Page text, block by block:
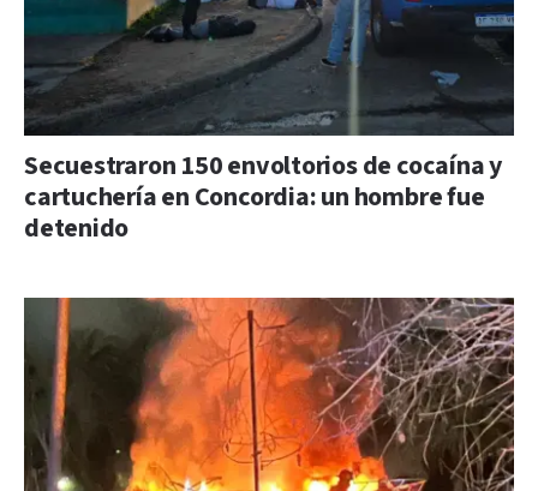
Secuestraron 150 envoltorios de cocaína y
cartuchería en Concordia: un hombre fue
detenido